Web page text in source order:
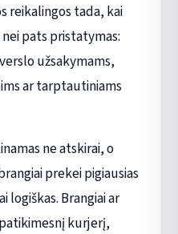
reikalingos tada, kai
pats pristatymas:
užsakymams,
ar tarptautiniams
ne atskirai, o
prekei pigiausias
logiškas. Brangiai ar
kurjerį,